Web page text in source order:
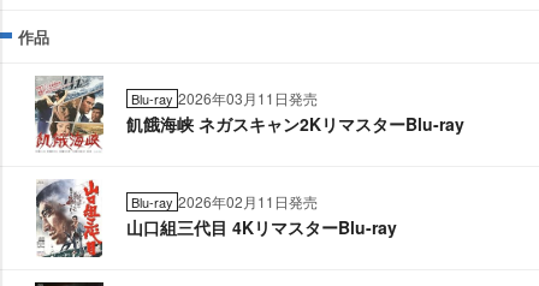
作品
Blu-ray 2026年03月11日発売
飢餓海峡 ネガスキャン2KリマスターBlu-ray
Blu-ray 2026年02月11日発売
山口組三代目 4KリマスターBlu-ray